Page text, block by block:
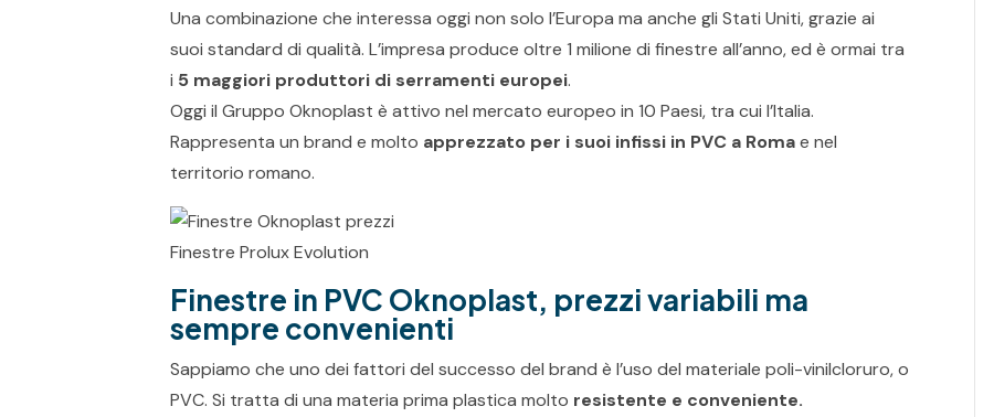
Una combinazione che interessa oggi non solo l’Europa ma anche gli Stati Uniti, grazie ai
suoi standard di qualità. L’impresa produce oltre 1 milione di finestre all’anno, ed è ormai tra
i 5 maggiori produttori di serramenti europei.
Oggi il Gruppo Oknoplast è attivo nel mercato europeo in 10 Paesi, tra cui l’Italia.
Rappresenta un brand e molto apprezzato per i suoi infissi in PVC a Romae nel
territorio romano.
Finestre Prolux Evolution
Finestre in PVC Oknoplast, prezzi variabili ma
sempre convenienti
Sappiamo che uno dei fattori del successo del brand è l’uso del materiale poli-vinilcloruro, o
PVC. Si tratta di una materia prima plastica molto resistente e conveniente.